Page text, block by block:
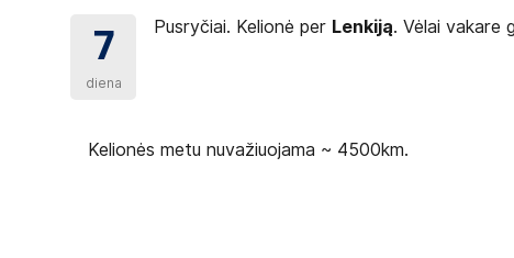
7
diena
Pusryčiai. Kelionė per Lenkiją. Vėlai vakare
Kelionės metu nuvažiuojama ~ 4500km.